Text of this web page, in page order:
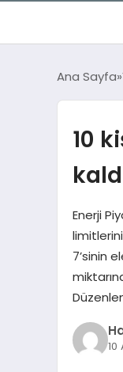
Ana Sayfa
10
Enerji
7’sinin
10